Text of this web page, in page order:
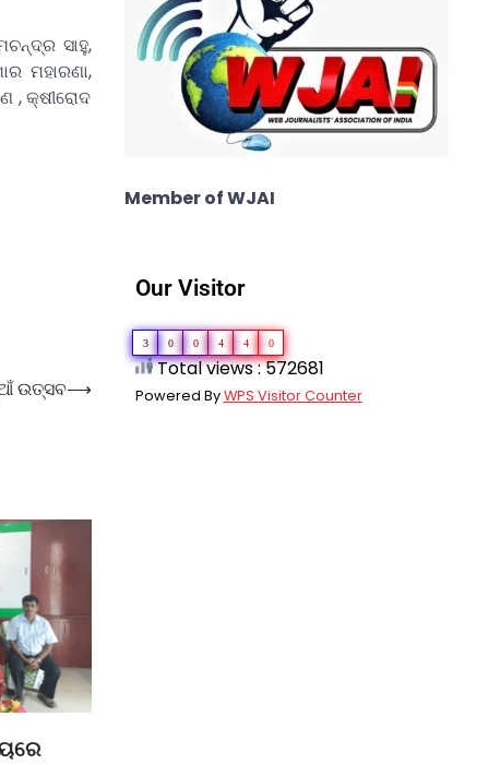
ସାହୁ,
ମହାରଣା,
, କ୍ଷୀରୋଦ
ଉତ୍ସବ⟶
Member of WJAI
Our Visitor
3 0 0 4 4 0
Total views : 572681
Powered ByWPS Visitor Counter